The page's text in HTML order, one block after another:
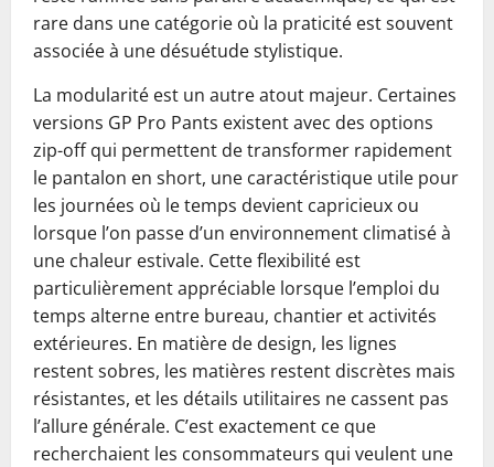
rare dans une catégorie où la praticité est souvent
associée à une désuétude stylistique.
La modularité est un autre atout majeur. Certaines
versions GP Pro Pants existent avec des options
zip-off qui permettent de transformer rapidement
le pantalon en short, une caractéristique utile pour
les journées où le temps devient capricieux ou
lorsque l’on passe d’un environnement climatisé à
une chaleur estivale. Cette flexibilité est
particulièrement appréciable lorsque l’emploi du
temps alterne entre bureau, chantier et activités
extérieures. En matière de design, les lignes
restent sobres, les matières restent discrètes mais
résistantes, et les détails utilitaires ne cassent pas
l’allure générale. C’est exactement ce que
recherchaient les consommateurs qui veulent une